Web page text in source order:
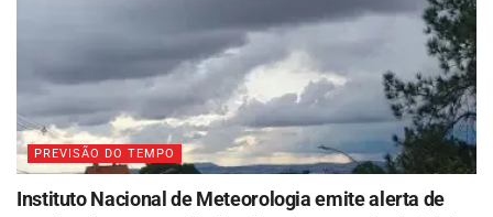
PREVISÃO DO TEMPO
Instituto Nacional de Meteorologia emite alerta de